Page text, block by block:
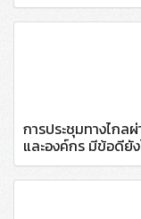
การประชุมทางไกล
และองค์กร มีข้อดียัง